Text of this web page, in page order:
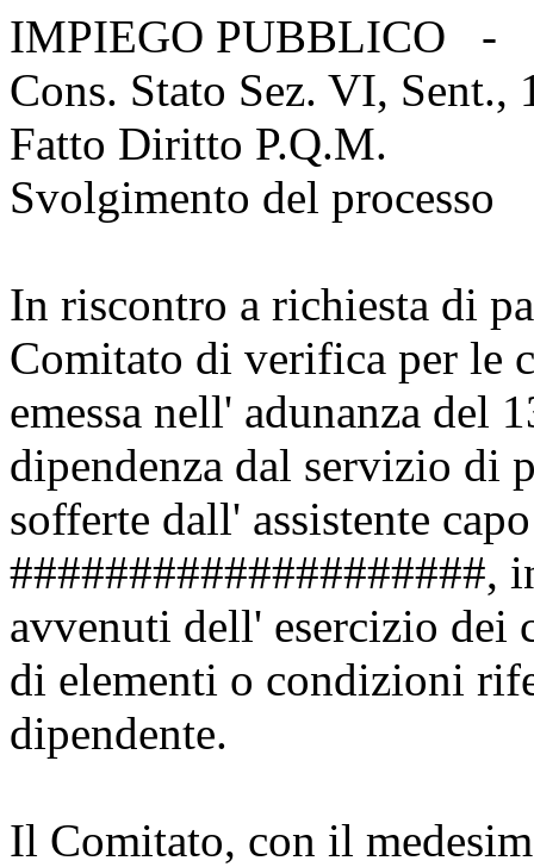
IMPIEGO PUBBLICO -
Cons. Stato Sez. VI, Sent.,
Fatto Diritto P.Q.M.
Svolgimento del processo
In riscontro a richiesta di
Comitato di verifica per le
emessa nell' adunanza del
dipendenza dal servizio di
sofferte dall' assistente
####################,
avvenuti dell' esercizio dei
di elementi o condizioni
dipendente.
Il Comitato, con il